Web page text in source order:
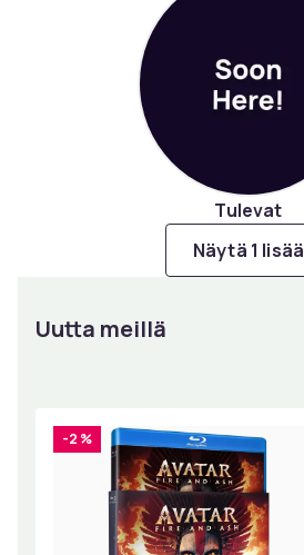
Tulevat
Näytä 1 lisää
Uutta meillä
-2 %